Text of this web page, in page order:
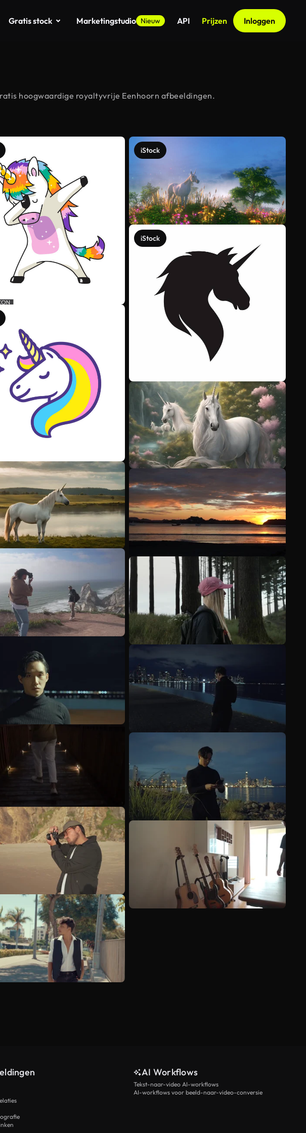
Gratis stock Marketingstudio Nieuw API Prijzen Inloggen
hoogwaardige royaltyvrije Eenhoorn afbeeldingen.
iStock
iStock
Meer bekijken
AI Workflows
Tekst-naar-video AI-workflows
AI-workflows voor beeld-naar-video-conversie